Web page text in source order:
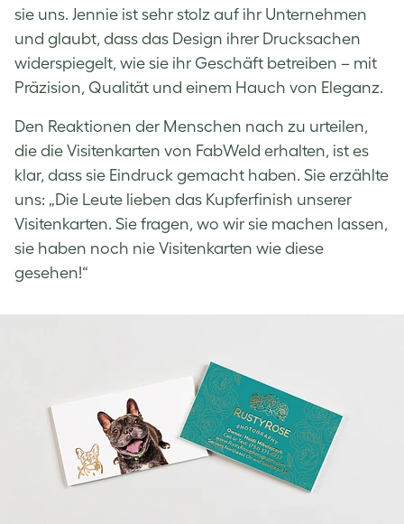
sie uns. Jennie ist sehr stolz auf ihr Unternehmen
und glaubt, dass das Design ihrer Drucksachen
widerspiegelt, wie sie ihr Geschäft betreiben – mit
Präzision, Qualität und einem Hauch von Eleganz.
Den Reaktionen der Menschen nach zu urteilen,
die die Visitenkarten von FabWeld erhalten, ist es
klar, dass sie Eindruck gemacht haben. Sie erzählte
uns: „Die Leute lieben das Kupferfinish unserer
Visitenkarten. Sie fragen, wo wir sie machen lassen,
sie haben noch nie Visitenkarten wie diese
gesehen!“